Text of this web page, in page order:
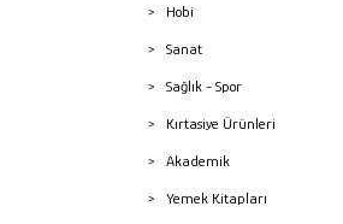
Hobi
Sanat
Sağlık - Spor
Kırtasiye Ürünleri
Akademik
Yemek Kitapları